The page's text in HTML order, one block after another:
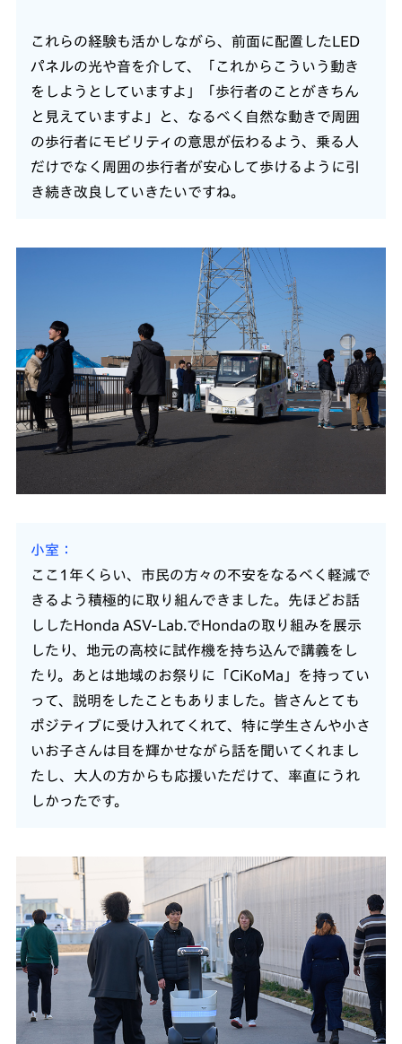
これらの経験も活かしながら、前面に配置したLED
パネルの光や音を介して、「これからこういう動き
をしようとしていますよ」「歩行者のことがきちん
と見えていますよ」と、なるべく自然な動きで周囲
の歩行者にモビリティの意思が伝わるよう、乗る人
だけでなく周囲の歩行者が安心して歩けるように引
き続き改良していきたいですね。
小室
ここ1年くらい、市民の方々の不安をなるべく軽減で
きるよう積極的に取り組んできました。先ほどお話
ししたHonda ASV-Lab.でHondaの取り組みを展示
したり、地元の高校に試作機を持ち込んで講義をし
たり。あとは地域のお祭りに「CiKoMa」を持ってい
って、説明をしたこともありました。皆さんとても
ポジティブに受け入れてくれて、特に学生さんや小さ
いお子さんは目を輝かせながら話を聞いてくれまし
たし、大人の方からも応援いただけて、率直にうれ
しかったです。